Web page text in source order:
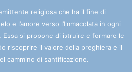
religiosa che ha il fine di
e l’amore verso l’Immacolata in ogni
si propone di istruire e formare le
riscoprire il valore della preghiera e il
cammino di santificazione.